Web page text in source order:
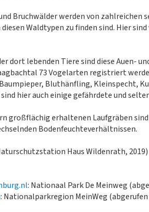
Bruchwälder werden von
Waldtypen zu finden sind. Hier
dort lebenden Tiere sind diese Auen-
73 Vogelarten registriert
Bluthänfling, Kleinspecht,
hier auch einige gefährdete und
großflächig erhaltenen Laufgräben
Bodenfeuchteverhältnissen.
Haus Wildenrath, 2019)
: Nationaal Park De Meinweg
: Nationalparkregion MeinWeg (abgerufen